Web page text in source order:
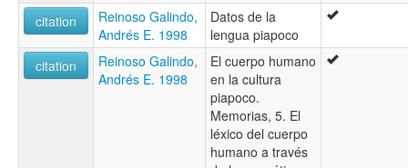
citation
Reinoso Galindo,
Andrés E. 1998
Datos de la
lengua piapoco
citation
Reinoso Galindo,
Andrés E. 1998
El cuerpo humano
en la cultura
piapoco.
Memorias, 5. El
léxico del cuerpo
humano a través